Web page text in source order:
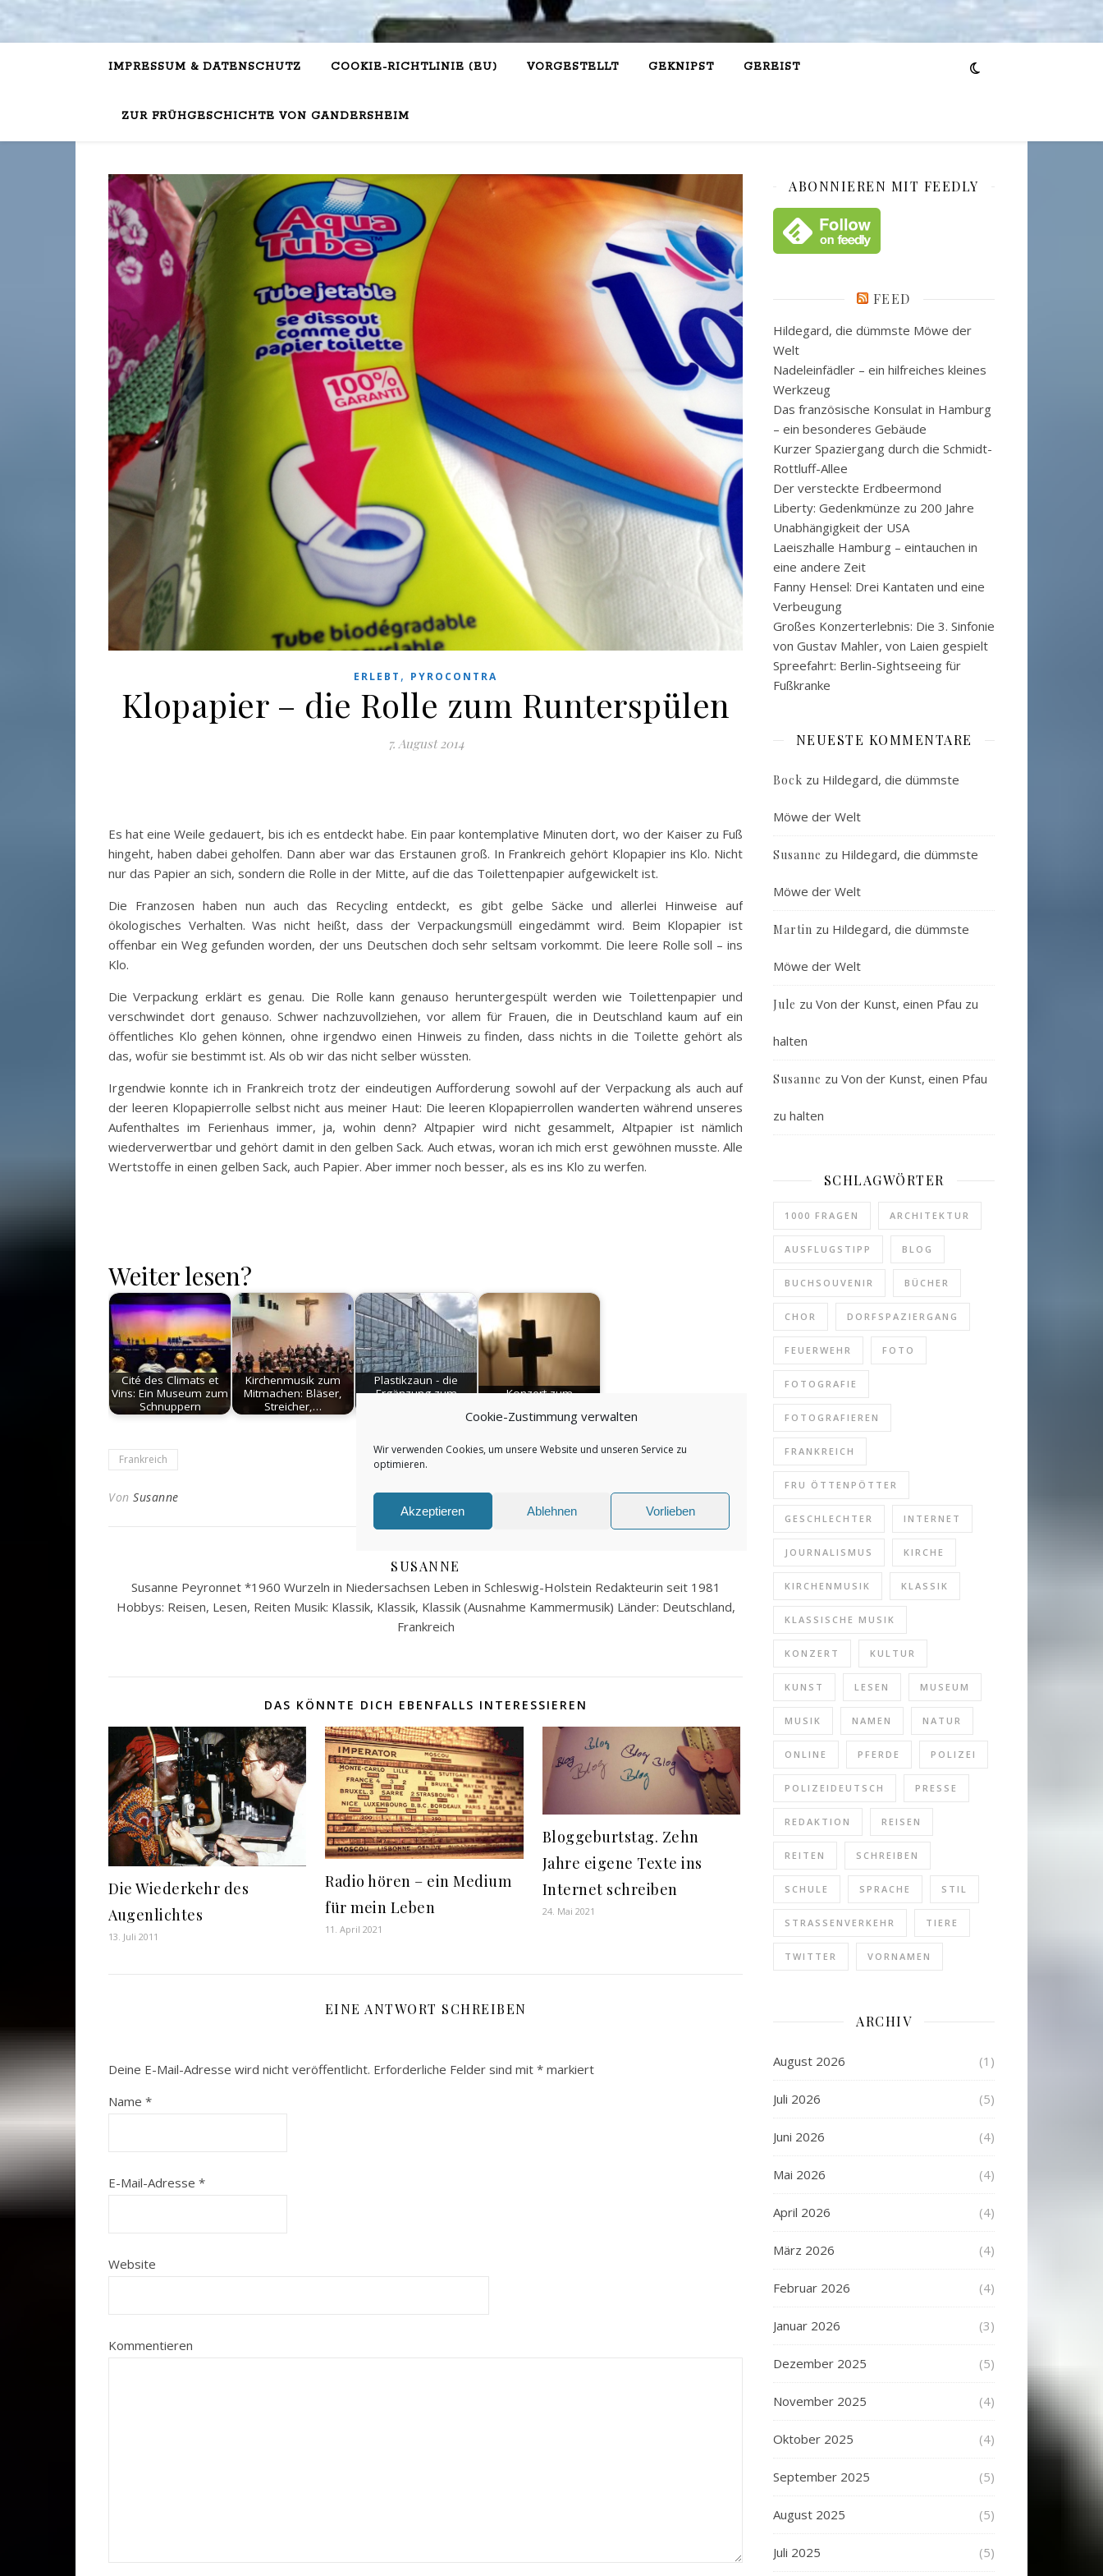
Cookie-Zustimmung verwalten
Wir verwenden Cookies, um unsere Website und unseren Service zu
optimieren.
Akzeptieren Ablehnen Vorlieben
IMPRESSUM & DATENSCHUTZ COOKIE-RICHTLINIE (EU) VORGESTELLT GEKNIPST GEREIST
ZUR FRÜHGESCHICHTE VON GANDERSHEIM
ERLEBT , PYROCONTRA
Klopapier – die Rolle zum Runterspülen
7. August 2014
Es hat eine Weile gedauert, bis ich es entdeckt habe. Ein paar kontemplative Minuten dort, wo der Kaiser zu Fuß
hingeht, haben dabei geholfen. Dann aber war das Erstaunen groß. In Frankreich gehört Klopapier ins Klo. Nicht
nur das Papier an sich, sondern die Rolle in der Mitte, auf die das Toilettenpapier aufgewickelt ist.
Die Franzosen haben nun auch das Recycling entdeckt, es gibt gelbe Säcke und allerlei Hinweise auf
ökologisches Verhalten. Was nicht heißt, dass der Verpackungsmüll eingedämmt wird. Beim Klopapier ist
offenbar ein Weg gefunden worden, der uns Deutschen doch sehr seltsam vorkommt. Die leere Rolle soll – ins
Klo.
Die Verpackung erklärt es genau. Die Rolle kann genauso heruntergespült werden wie Toilettenpapier und
verschwindet dort genauso. Schwer nachzuvollziehen, vor allem für Frauen, die in Deutschland kaum auf ein
öffentliches Klo gehen können, ohne irgendwo einen Hinweis zu finden, dass nichts in die Toilette gehört als
das, wofür sie bestimmt ist. Als ob wir das nicht selber wüssten.
Irgendwie konnte ich in Frankreich trotz der eindeutigen Aufforderung sowohl auf der Verpackung als auch auf
der leeren Klopapierrolle selbst nicht aus meiner Haut: Die leeren Klopapierrollen wanderten während unseres
Aufenthaltes im Ferienhaus immer, ja, wohin denn? Altpapier wird nicht gesammelt, Altpapier ist nämlich
wiederverwertbar und gehört damit in den gelben Sack. Auch etwas, woran ich mich erst gewöhnen musste. Alle
Wertstoffe in einen gelben Sack, auch Papier. Aber immer noch besser, als es ins Klo zu werfen.
Weiter lesen?
Cité des Climats et
Vins: Ein Museum zum
Schnuppern
Kirchenmusik zum
Mitmachen: Bläser,
Streicher,…
Plastikzaun - die
Ergänzung zum
Konzert zum
Frankreich
Von Susanne 0 Kommentare
SUSANNE
Susanne Peyronnet *1960 Wurzeln in Niedersachsen Leben in Schleswig-Holstein Redakteurin seit 1981
Hobbys: Reisen, Lesen, Reiten Musik: Klassik, Klassik, Klassik (Ausnahme Kammermusik) Länder: Deutschland,
Frankreich
DAS KÖNNTE DICH EBENFALLS INTERESSIEREN
Die Wiederkehr des
Augenlichtes
13. Juli 2011
Radio hören – ein Medium
für mein Leben
11. April 2021
Bloggeburtstag. Zehn
Jahre eigene Texte ins
Internet schreiben
24. Mai 2021
EINE ANTWORT SCHREIBEN
Deine E-Mail-Adresse wird nicht veröffentlicht. Erforderliche Felder sind mit * markiert
Name *
E-Mail-Adresse *
Website
Kommentieren
ABONNIEREN MIT FEEDLY
FEED
Hildegard, die dümmste Möwe der
Welt
Nadeleinfädler – ein hilfreiches kleines
Werkzeug
Das französische Konsulat in Hamburg
– ein besonderes Gebäude
Kurzer Spaziergang durch die Schmidt-
Rottluff-Allee
Der versteckte Erdbeermond
Liberty: Gedenkmünze zu 200 Jahre
Unabhängigkeit der USA
Laeiszhalle Hamburg – eintauchen in
eine andere Zeit
Fanny Hensel: Drei Kantaten und eine
Verbeugung
Großes Konzerterlebnis: Die 3. Sinfonie
von Gustav Mahler, von Laien gespielt
Spreefahrt: Berlin-Sightseeing für
Fußkranke
NEUESTE KOMMENTARE
Bock zu Hildegard, die dümmste
Möwe der Welt
Susanne zu Hildegard, die dümmste
Möwe der Welt
Martin zu Hildegard, die dümmste
Möwe der Welt
Jule zu Von der Kunst, einen Pfau zu
halten
Susanne zu Von der Kunst, einen Pfau
zu halten
SCHLAGWÖRTER
1000 FRAGEN ARCHITEKTUR
AUSFLUGSTIPP BLOG
BUCHSOUVENIR BÜCHER
CHOR DORFSPAZIERGANG
FEUERWEHR FOTO
FOTOGRAFIE
FOTOGRAFIEREN
FRANKREICH
FRU ÖTTENPÖTTER
GESCHLECHTER INTERNET
JOURNALISMUS KIRCHE
KIRCHENMUSIK KLASSIK
KLASSISCHE MUSIK
KONZERT KULTUR
KUNST LESEN MUSEUM
MUSIK NAMEN NATUR
ONLINE PFERDE POLIZEI
POLIZEIDEUTSCH PRESSE
REDAKTION REISEN
REITEN SCHREIBEN
SCHULE SPRACHE STIL
STRASSENVERKEHR TIERE
TWITTER VORNAMEN
ARCHIV
August 2026 (1)
Juli 2026 (5)
Juni 2026 (4)
Mai 2026 (4)
April 2026 (4)
März 2026 (4)
Februar 2026 (4)
Januar 2026 (3)
Dezember 2025 (5)
November 2025 (4)
Oktober 2025 (4)
September 2025 (5)
August 2025 (5)
Juli 2025 (5)